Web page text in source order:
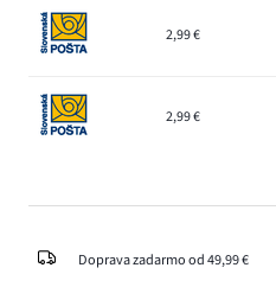
2,99 €
2,99 €
Doprava zadarmo od 49,99 €